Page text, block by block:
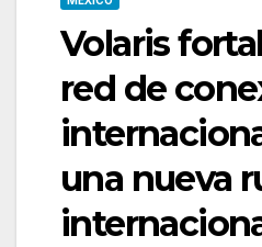
Volaris
red de
una nueva